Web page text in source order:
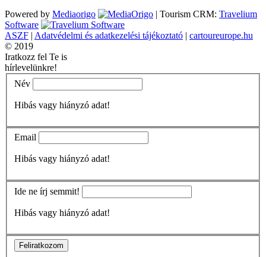
Powered by Mediaorigo | Tourism CRM: Travelium
Software
ASZF | Adatvédelmi és adatkezelési tájékoztató | cartoureurope.hu
© 2019
Iratkozz fel Te is
hírlevelünkre!
Név
Hibás vagy hiányzó adat!
Email
Hibás vagy hiányzó adat!
Ide ne írj semmit!
Hibás vagy hiányzó adat!
Feliratkozom